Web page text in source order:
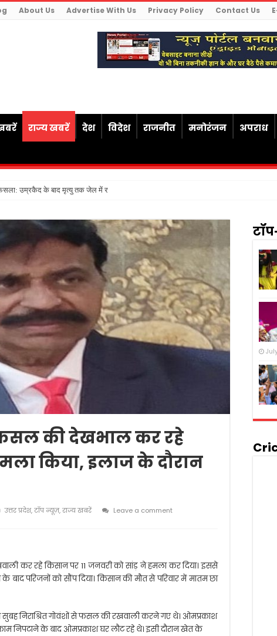
About Us Advertise With Us Privacy Policy Contact Us
राज्य खबरें देश विदेश राजनीत मनोरंजन अपराध
फैसला: उम्रकैद के बाद मृत्यु तक जेल में रखने की सजा संविधान
की देखभाल कर रहे
किया, इलाज के दौरान
उत्तर प्रदेश,टॉप न्यूज़,राज्य खबरें
Leave a comment
कर रहे किसान पर 11 जनवरी को सांड़ ने हमला कर दिया। इससे
बाद परिजनों को सौंप दिया। किसान की मौत से परिवार में मातम छा
सुबह निराश्रित गोवंशों से फसल की रखवाली करने गए थे। ओमप्रकाश
निपटाने के बाद ओमप्रकाश घर लौट रहे थे। इसी दौरान खेत के